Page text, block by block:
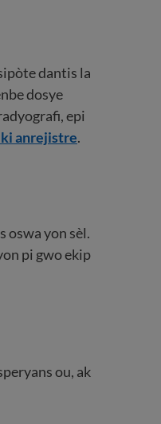
dantis la
dosye
epi
anrejistre.
oswa yon sèl.
pi gwo ekip
ou, ak